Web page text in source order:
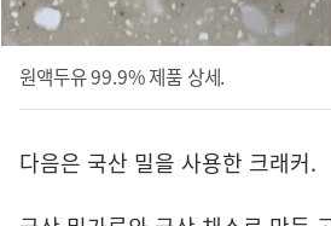
원액두유 99.9% 제품 상세.
다음은 국산 밀을 사용한 크래커.